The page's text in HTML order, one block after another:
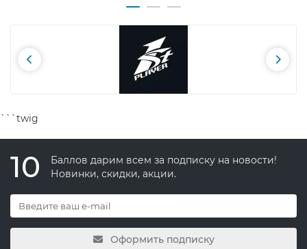
```twig
10
Баллов дарим всем за подписку на новости!
Новинки, скидки, акции.
Оформить подписку